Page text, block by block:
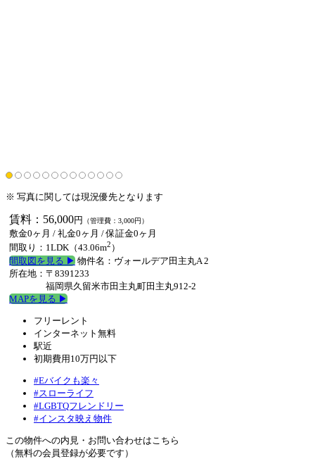
※ 写真に関しては現況優先となります
賃料：56,000円 （管理費：3,000円）
敷金0ヶ月 / 礼金0ヶ月 /保証金0ヶ月
間取り：1LDK（43.06m2 ）
間取図を見る ▶︎ 物件名：ヴォールデア田主丸A 2
所在地：〒8391233
福岡県久留米市田主丸町田主丸912-2
MAPを見る ▶︎
フリーレント
インターネット無料
駅近
初期費用10万円以下
#Eバイクも楽々
#スローライフ
#LGBTQフレンドリー
#インスタ映え物件
この物件への内見・お問い合わせはこちら
（無料の会員登録が必要です）